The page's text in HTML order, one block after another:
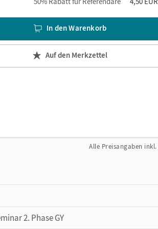
In den Warenkorb
Auf den Merkzettel
Alle Preisangaben inkl.
2. Phase GY